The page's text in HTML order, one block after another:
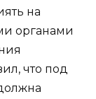
на
органами
что под